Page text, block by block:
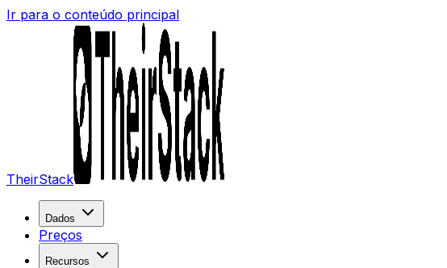
Ir para o conteúdo principal
TheirStack
Dados
Preços
Recursos